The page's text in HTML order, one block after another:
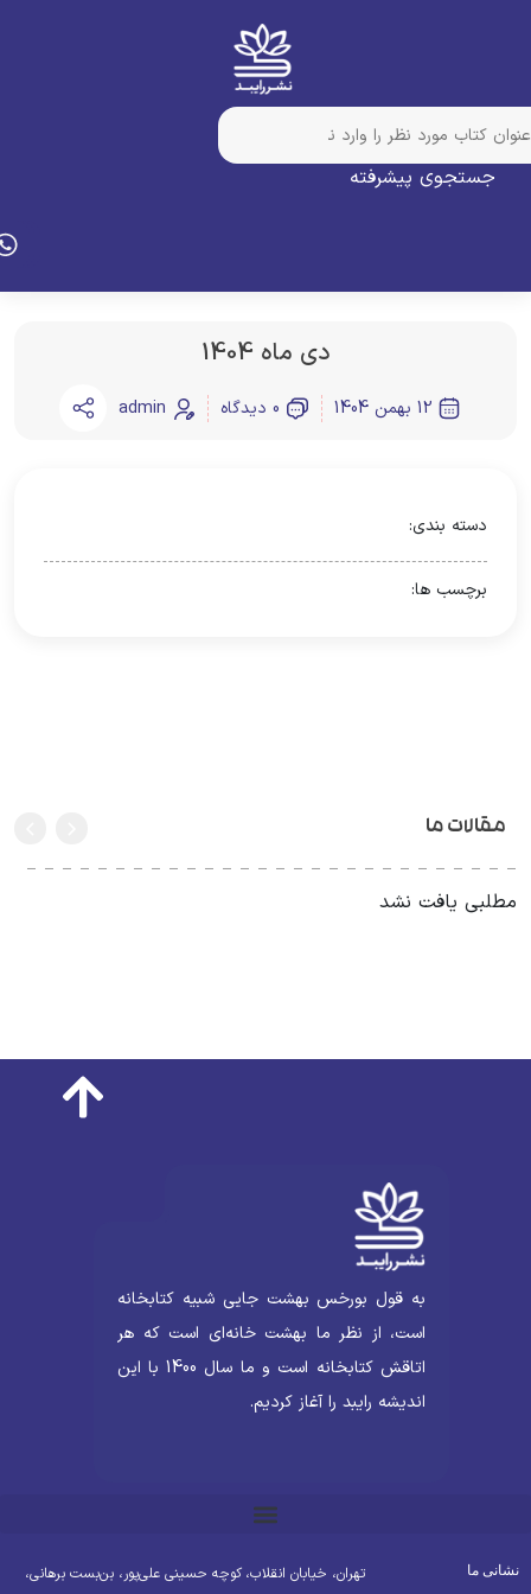
جستجوی پیشرفته
دی ماه 1404
12 بهمن 1404 0 دیدگاه admin
دسته بندی:
برچسب ها:
مقالات ما
یافت نشد
به قول بورخس بهشت جایی شبیه کتابخانه
است، از نظر ما بهشت خانه‌ای است که هر
اتاقش کتابخانه است و ما سال 1400 با این
اندیشه رایبد را آغاز کردیم.
ما تهران، خیابان انقلاب، کوچه حسینی علی‌پور، بن‌بست برهانی،